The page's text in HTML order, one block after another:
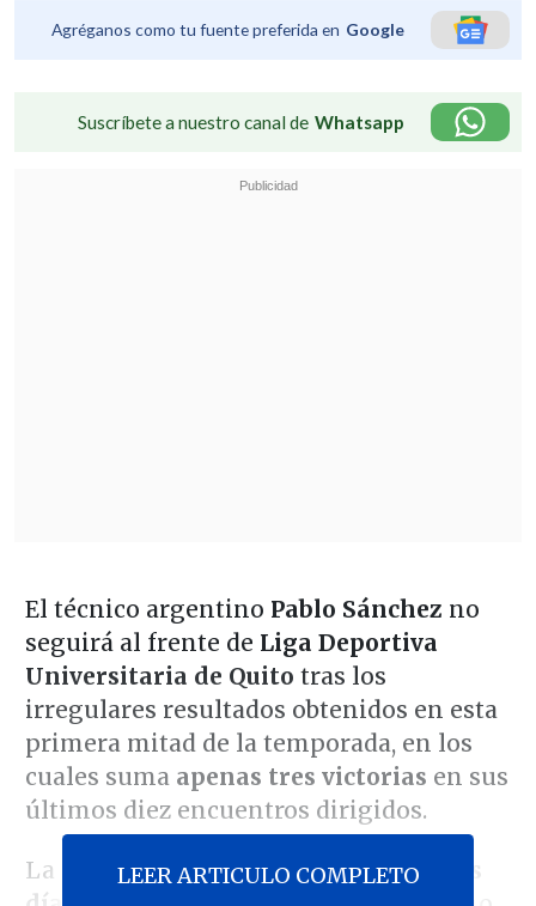
Agréganos como tu fuente preferida en Google
Suscríbete a nuestro canal de Whatsapp
El técnico argentino Pablo Sánchez no
seguirá al frente de Liga Deportiva
Universitaria de Quito tras los
irregulares resultados obtenidos en esta
primera mitad de la temporada, en los
cuales suma apenas tres victorias en sus
últimos diez encuentros dirigidos.
La salida de "Vitamina" se produce
dos
LEER ARTICULO COMPLETO